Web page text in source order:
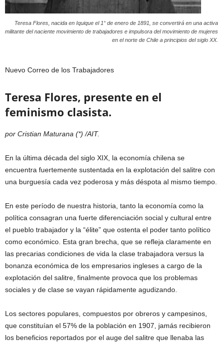
Teresa Flores, nacida en Iquique el 1° de enero de 1891, se convertirá en una activa
militante del naciente movimiento de trabajadores e impulsora del movimiento de mujeres
en el norte de Chile a principios del siglo XX.
Nuevo Correo de los Trabajadores
Teresa Flores, presente en el
feminismo clasista.
por Cristian Maturana (*) /AIT.
En la última década del siglo XIX, la economía chilena se
encuentra fuertemente sustentada en la explotación del salitre con
una burguesía cada vez poderosa y más déspota al mismo tiempo.
En este período de nuestra historia, tanto la economía como la
política consagran una fuerte diferenciación social y cultural entre
el pueblo trabajador y la “élite” que ostenta el poder tanto político
como económico. Esta gran brecha, que se refleja claramente en
las precarias condiciones de vida la clase trabajadora versus la
bonanza económica de los empresarios ingleses a cargo de la
explotación del salitre, finalmente provoca que los problemas
sociales y de clase se vayan rápidamente agudizando.
Los sectores populares, compuestos por obreros y campesinos,
que constituían el 57% de la población en 1907, jamás recibieron
los beneficios reportados por el auge del salitre que llenaba las